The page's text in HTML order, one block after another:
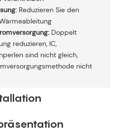
Reduzieren Sie den
Doppelt
reduzieren, IC,
sind nicht gleich,
nicht